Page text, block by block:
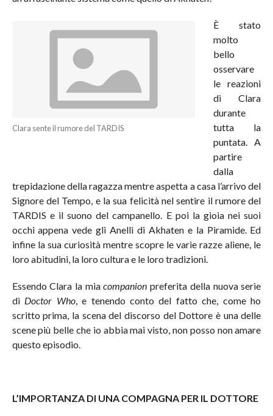
Clara sente il rumore del TARDIS
È stato
molto
bello
osservare
le reazioni
di Clara
durante
tutta la
puntata. A
partire
dalla
trepidazione della ragazza mentre aspetta a casa l’arrivo del
Signore del Tempo, e la sua felicità nel sentire il rumore del
TARDIS e il suono del campanello. E poi la gioia nei suoi
occhi appena vede gli Anelli di Akhaten e la Piramide. Ed
infine la sua curiosità mentre scopre le varie razze aliene, le
loro abitudini, la loro cultura e le loro tradizioni.
Essendo Clara la miacompanion preferita della nuova serie
di Doctor Who, e tenendo conto del fatto che, come ho
scritto prima, la scena del discorso del Dottore è una delle
scene più belle che io abbia mai visto, non posso non amare
questo episodio.
L’IMPORTANZA DI UNA COMPAGNA PER IL DOTTORE